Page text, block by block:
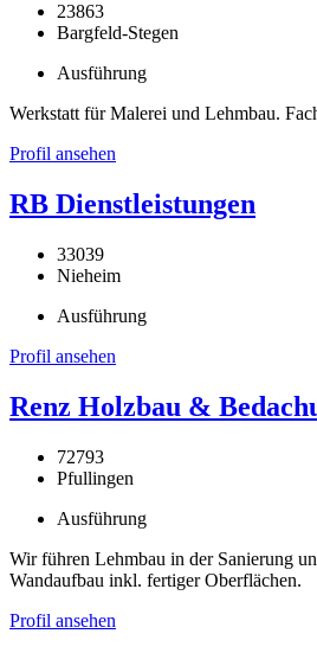
23863
Bargfeld-Stegen
Ausführung
Werkstatt für Malerei und Lehmbau.
Profil ansehen
RB Dienstleistungen
33039
Nieheim
Ausführung
Profil ansehen
Renz Holzbau &
72793
Pfullingen
Ausführung
Wir führen Lehmbau in der Sanierung
Wandaufbau inkl. fertiger Oberflächen.
Profil ansehen